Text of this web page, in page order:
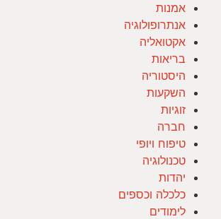
אמנות
אנתרופולוגיה
אקטואליה
בריאות
היסטוריה
השקעות
זוגיות
חברה
טיפוח ויופי
טכנולוגיה
יהדות
כלכלה וכספים
לימודים